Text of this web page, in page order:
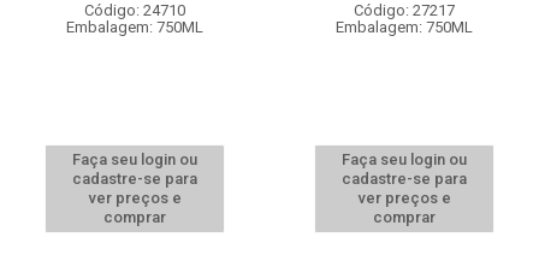
Código: 24710
Embalagem: 750ML
Faça seu login ou
cadastre-se para
ver preços e
comprar
Código: 27217
Embalagem: 750ML
Faça seu login ou
cadastre-se para
ver preços e
comprar